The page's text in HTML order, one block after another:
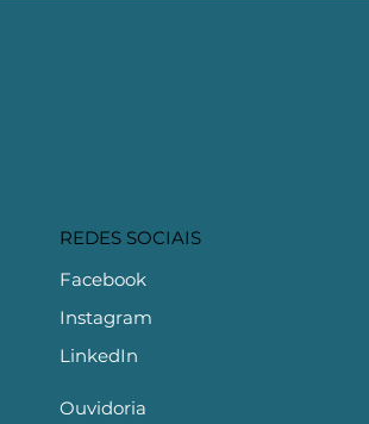
REDES SOCIAIS
Facebook
Instagram
LinkedIn
Ouvidoria